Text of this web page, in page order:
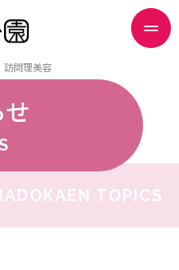
訪問理美容
TOPICS